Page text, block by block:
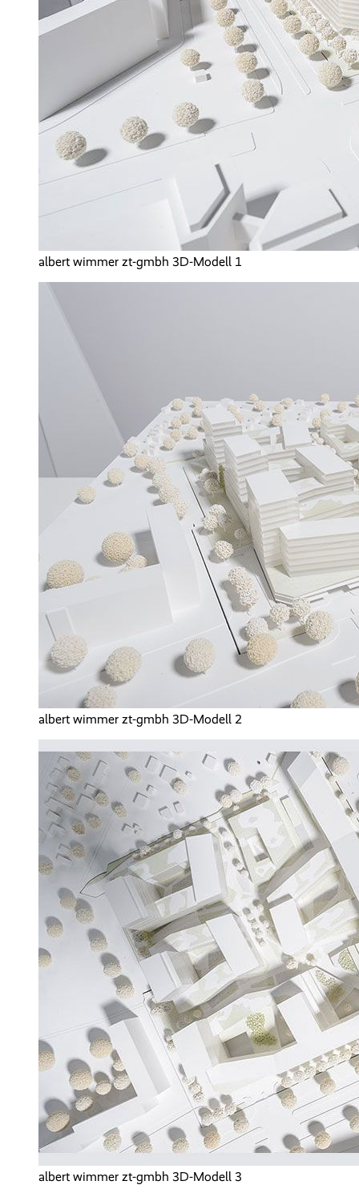
albert wimmer zt-gmbh 3D-Modell 1
albert wimmer zt-gmbh 3D-Modell 2
albert wimmer zt-gmbh 3D-Modell 3